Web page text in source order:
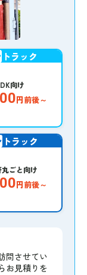
トラック
向け
円前後～
トラック
ごと向け
円前後～
問させてい
お見積りを